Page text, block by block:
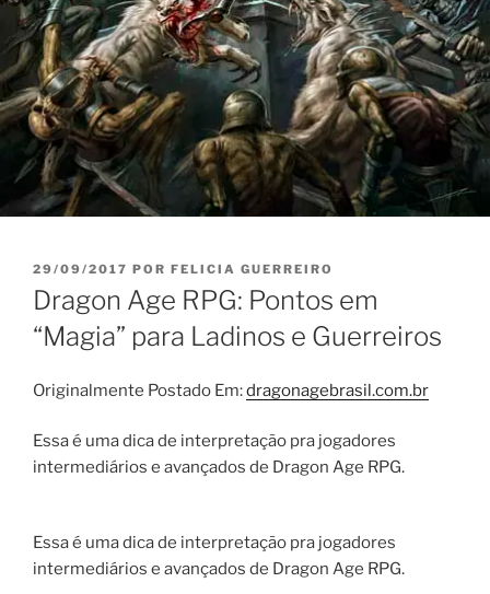
PUBLICADO
EM
29/09/2017 POR FELICIA GUERREIRO
Dragon Age RPG: Pontos em
“Magia” para Ladinos e Guerreiros
Originalmente Postado Em:dragonagebrasil.com.br
Essa é uma dica de interpretação pra jogadores
intermediários e avançados de Dragon Age RPG.
Essa é uma dica de interpretação pra jogadores
intermediários e avançados de Dragon Age RPG.